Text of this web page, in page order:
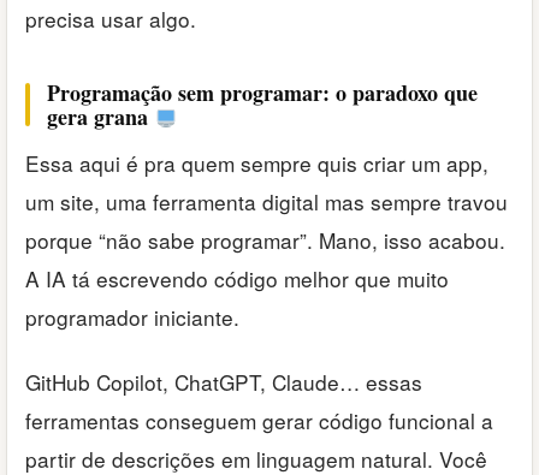
precisa usar algo.
Programação sem programar: o paradoxo que
gera grana
Essa aqui é pra quem sempre quis criar um app,
um site, uma ferramenta digital mas sempre travou
porque “não sabe programar”. Mano, isso acabou.
A IA tá escrevendo código melhor que muito
programador iniciante.
GitHub Copilot, ChatGPT, Claude… essas
ferramentas conseguem gerar código funcional a
partir de descrições em linguagem natural. Você